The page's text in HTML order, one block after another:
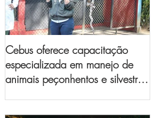
Cebus oferece capacitação
especializada em manejo de
animais peçonhentos e silvestres